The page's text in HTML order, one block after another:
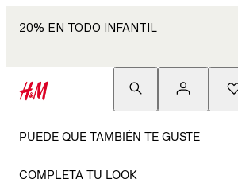
20% EN TODO INFANTIL
PUEDE QUE TAMBIÉN TE GUSTE
COMPLETA TU LOOK